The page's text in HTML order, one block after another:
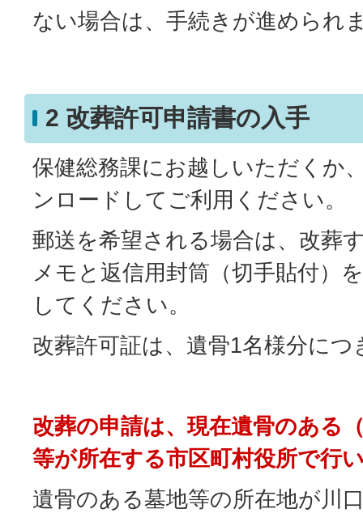
ない場合は、手続きが進められ
2 改葬許可申請書の入手
保健総務課にお越しいただくか
ンロードしてご利用ください。
郵送を希望される場合は、改葬
メモと返信用封筒（切手貼付）
してください。
改葬許可証は、遺骨1名様分に
改葬の申請は、現在遺骨のある
等が所在する市区町村役所で行
遺骨のある墓地等の所在地が川